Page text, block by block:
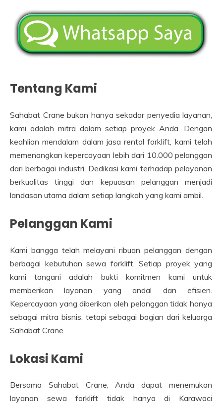
Tentang Kami
Sahabat Crane bukan hanya sekadar penyedia layanan,
kami adalah mitra dalam setiap proyek Anda. Dengan
keahlian mendalam dalam jasa rental forklift, kami telah
memenangkan kepercayaan lebih dari 10.000 pelanggan
dari berbagai industri. Dedikasi kami terhadap pelayanan
berkualitas tinggi dan kepuasan pelanggan menjadi
landasan utama dalam setiap langkah yang kami ambil.
Pelanggan Kami
Kami bangga telah melayani ribuan pelanggan dengan
berbagai kebutuhan sewa forklift. Setiap proyek yang
kami tangani adalah bukti komitmen kami untuk
memberikan layanan yang andal dan efisien.
Kepercayaan yang diberikan oleh pelanggan tidak hanya
sebagai mitra bisnis, tetapi sebagai bagian dari keluarga
Sahabat Crane.
Lokasi Kami
Bersama Sahabat Crane, Anda dapat menemukan
layanan sewa forklift tidak hanya di Karawaci